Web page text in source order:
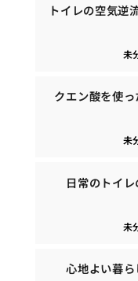
トイレの空気逆
未
クエン酸を使
未
日常のトイ
未
心地よい暮